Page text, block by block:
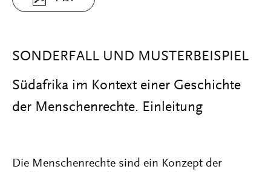
SONDERFALL UND MUSTERBEISPIEL
Südafrika im Kontext einer Geschichte
der Menschenrechte. Einleitung
Die Menschenrechte sind ein Konzept der